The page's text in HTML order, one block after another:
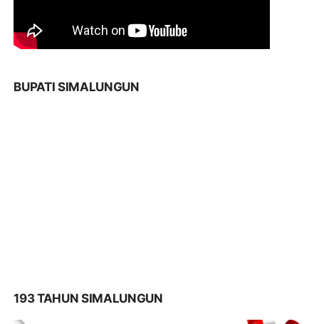
BUPATI SIMALUNGUN
193 TAHUN SIMALUNGUN